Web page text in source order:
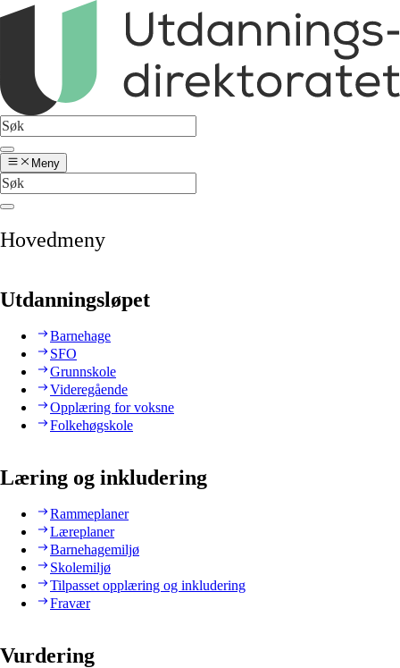
Meny
Hovedmeny
Utdanningsløpet
Barnehage
SFO
Grunnskole
Videregående
Opplæring for voksne
Folkehøgskole
Læring og inkludering
Rammeplaner
Læreplaner
Barnehagemiljø
Skolemiljø
Tilpasset opplæring og inkludering
Fravær
Vurdering